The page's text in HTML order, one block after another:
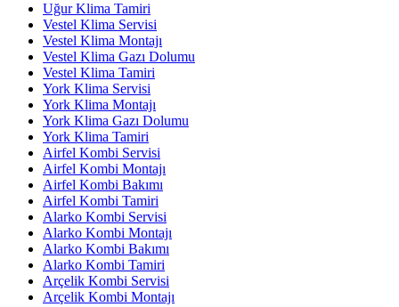
Uğur Klima Tamiri
Vestel Klima Servisi
Vestel Klima Montajı
Vestel Klima Gazı Dolumu
Vestel Klima Tamiri
York Klima Servisi
York Klima Montajı
York Klima Gazı Dolumu
York Klima Tamiri
Airfel Kombi Servisi
Airfel Kombi Montajı
Airfel Kombi Bakımı
Airfel Kombi Tamiri
Alarko Kombi Servisi
Alarko Kombi Montajı
Alarko Kombi Bakımı
Alarko Kombi Tamiri
Arçelik Kombi Servisi
Arçelik Kombi Montajı